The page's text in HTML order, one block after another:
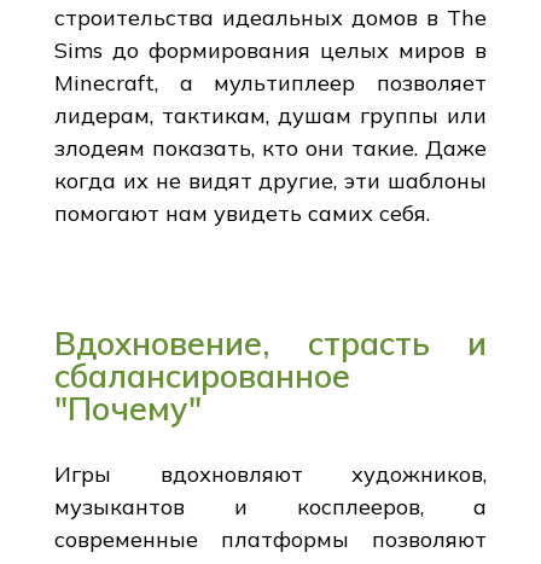
строительства идеальных домов в The
Sims до формирования целых миров в
Minecraft, а мультиплеер позволяет
лидерам, тактикам, душам группы или
злодеям показать, кто они такие. Даже
когда их не видят другие, эти шаблоны
помогают нам увидеть самих себя.
Вдохновение, страсть и
сбалансированное
"Почему"
Игры вдохновляют художников,
музыкантов и косплееров, а
современные платформы позволяют